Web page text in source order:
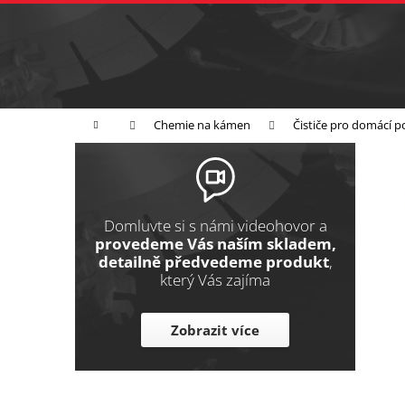
Přejít
Domů Chemie na kámen Čističe pro domácí
P
p
Domluvte si s námi videohovor a
provedeme Vás naším skladem,
detailně předvedeme produkt,
který Vás zajíma
Zobrazit více
K
k